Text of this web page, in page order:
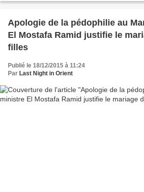
Apologie de la pédophilie au
El Mostafa Ramid justifie le
filles
Publié le 18/12/2015 à 11:24
Par Last Night in Orient